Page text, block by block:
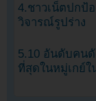
4.ชาวเน็ตปกป้
วิจารณ์รูปร่าง
5.10 อันดับคน
ที่สุดในหมู่เกย์ใ